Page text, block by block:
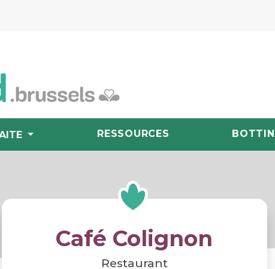
RESSOURCES BOTTIN
Café Colignon
Restaurant